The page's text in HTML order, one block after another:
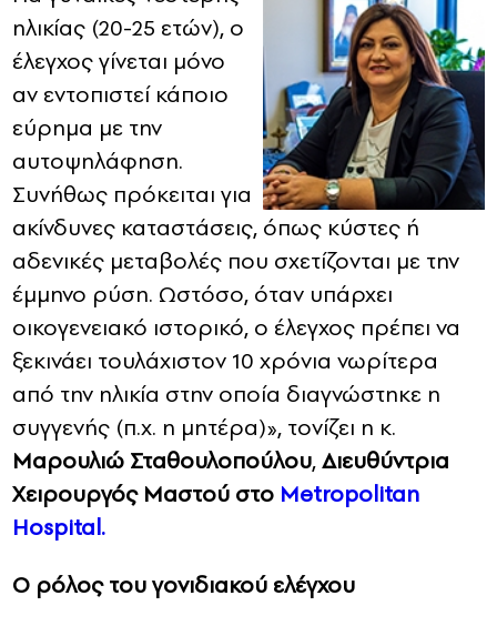
ηλικίας (20-25 ετών), ο
έλεγχος γίνεται μόνο
αν εντοπιστεί κάποιο
εύρημα με την
αυτοψηλάφηση.
Συνήθως πρόκειται για
ακίνδυνες καταστάσεις, όπως κύστες ή
αδενικές μεταβολές που σχετίζονται με την
έμμηνο ρύση. Ωστόσο, όταν υπάρχει
οικογενειακό ιστορικό, ο έλεγχος πρέπει να
ξεκινάει τουλάχιστον 10 χρόνια νωρίτερα
από την ηλικία στην οποία διαγνώστηκε η
συγγενής (π.χ. η μητέρα)», τονίζει η κ.
Μαρουλιώ Σταθουλοπούλου,Διευθύντρια
Χειρουργός Μαστού στο Metropolitan
Hospital.
Ο ρόλος του γονιδιακού ελέγχου